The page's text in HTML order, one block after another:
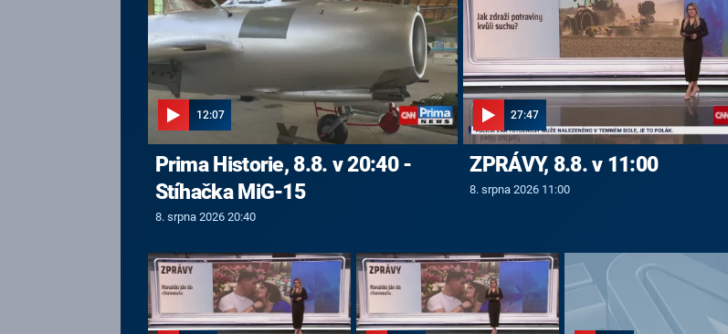
12:07
Prima Historie, 8.8. v 20:40 -
Stíhačka MiG-15
8. srpna 2026 20:40
27:47
ZPRÁVY, 8.8. v 11:00
8. srpna 2026 11:00